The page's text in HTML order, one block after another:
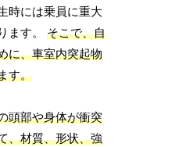
時には乗員に重大
ます。そこで、自
に、車室内突起物
す。
頭部や身体が衝突
、材質、形状、強